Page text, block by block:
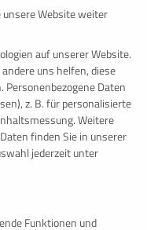
Website weiter
auf unserer Website.
uns helfen, diese
Personenbezogene Daten
z. B. für personalisierte
Weitere
finden Sie in unserer
jederzeit unter
Funktionen und